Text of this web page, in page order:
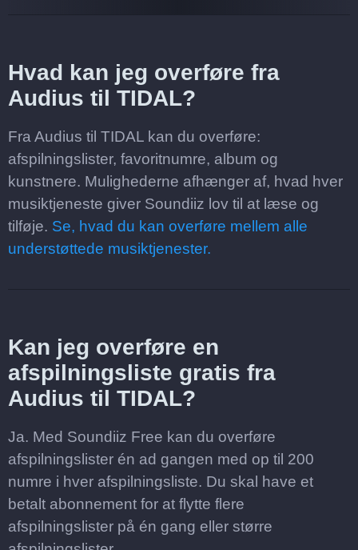
Hvad kan jeg overføre fra
Audius til TIDAL?
Fra Audius til TIDAL kan du overføre:
afspilningslister, favoritnumre, album og
kunstnere. Mulighederne afhænger af, hvad hver
musiktjeneste giver Soundiiz lov til at læse og
tilføje. Se, hvad du kan overføre mellem alle
understøttede musiktjenester.
Kan jeg overføre en
afspilningsliste gratis fra
Audius til TIDAL?
Ja. Med Soundiiz Free kan du overføre
afspilningslister én ad gangen med op til 200
numre i hver afspilningsliste. Du skal have et
betalt abonnement for at flytte flere
afspilningslister på én gang eller større